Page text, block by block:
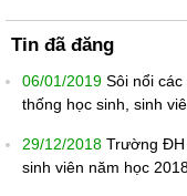
Tin đã đăng
06/01/2019 Sôi nổi
thống học sinh, sinh
29/12/2018 Trường ĐH
sinh viên năm học